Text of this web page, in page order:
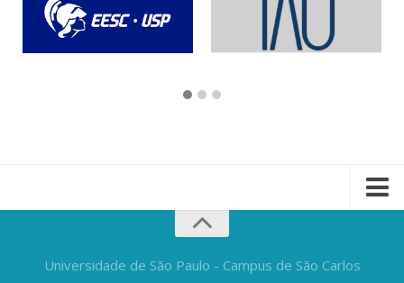
Universidade de São Paulo - Campus de São Carlos